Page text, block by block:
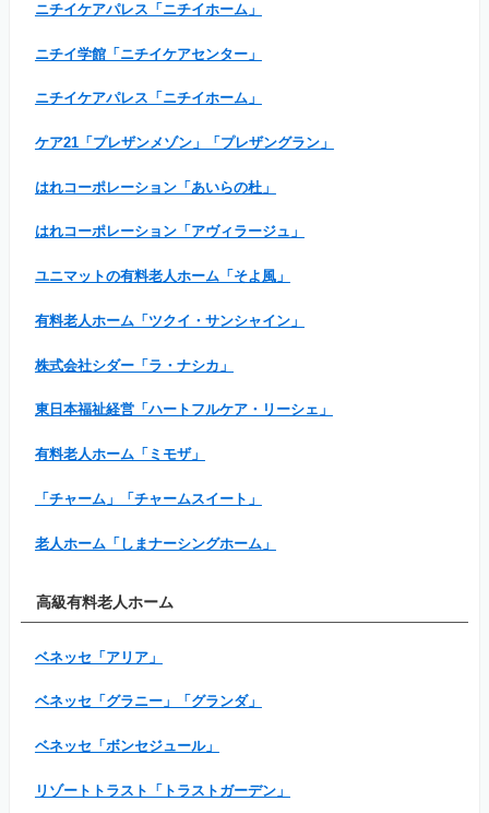
ニチイケアパレス「ニチイホーム」
ニチイ学館「ニチイケアセンター」
ニチイケアパレス「ニチイホーム」
ケア21「プレザンメゾン」「プレザングラン」
はれコーポレーション「あいらの杜」
はれコーポレーション「アヴィラージュ」
ユニマットの有料老人ホーム「そよ風」
有料老人ホーム「ツクイ・サンシャイン」
株式会社シダー「ラ・ナシカ」
東日本福祉経営「ハートフルケア・リーシェ」
有料老人ホーム「ミモザ」
「チャーム」「チャームスイート」
老人ホーム「しまナーシングホーム」
高級有料老人ホーム
ベネッセ「アリア」
ベネッセ「グラニー」「グランダ」
ベネッセ「ボンセジュール」
リゾートトラスト「トラストガーデン」